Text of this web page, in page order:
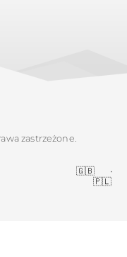
zastrzeżone.
🇬🇧
•
🇵🇱